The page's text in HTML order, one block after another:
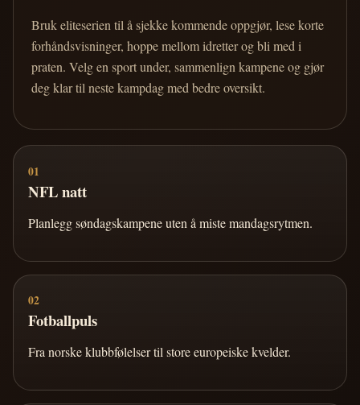
Bruk eliteserien til å sjekke kommende oppgjør, lese korte
forhåndsvisninger, hoppe mellom idretter og bli med i
praten. Velg en sport under, sammenlign kampene og gjør
deg klar til neste kampdag med bedre oversikt.
01
NFL natt
Planlegg søndagskampene uten å miste mandagsrytmen.
02
Fotballpuls
Fra norske klubbfølelser til store europeiske kvelder.